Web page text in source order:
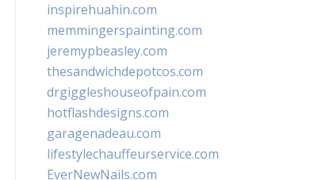
inspirehuahin.com
memmingerspainting.com
jeremypbeasley.com
thesandwichdepotcos.com
drgiggleshouseofpain.com
hotflashdesigns.com
garagenadeau.com
lifestylechauffeurservice.com
EverNewNails.com